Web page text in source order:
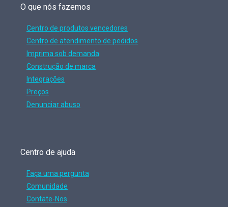
O que nós fazemos
Centro de produtos vencedores
Centro de atendimento de pedidos
Imprima sob demanda
Construção de marca
Integrações
Preços
Denunciar abuso
Centro de ajuda
Faça uma pergunta
Comunidade
Contate-Nos